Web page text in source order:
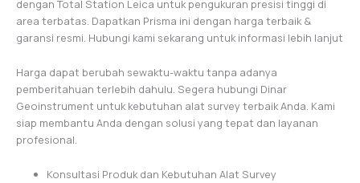
dengan Total Station Leica untuk pengukuran presisi tinggi di
area terbatas. Dapatkan Prisma ini dengan harga terbaik &
garansi resmi. Hubungi kami sekarang untuk informasi lebih lanjut
Harga dapat berubah sewaktu-waktu tanpa adanya
pemberitahuan terlebih dahulu. Segera hubungi Dinar
Geoinstrument untuk kebutuhan alat survey terbaik Anda. Kami
siap membantu Anda dengan solusi yang tepat dan layanan
profesional.
Konsultasi Produk dan Kebutuhan Alat Survey